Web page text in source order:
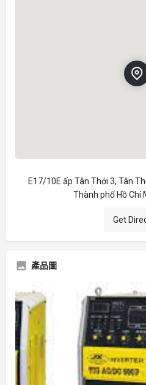
E17/10E ấp Tân Thới 3, Tân
Thành phố Hồ Chí
Get
產品圖